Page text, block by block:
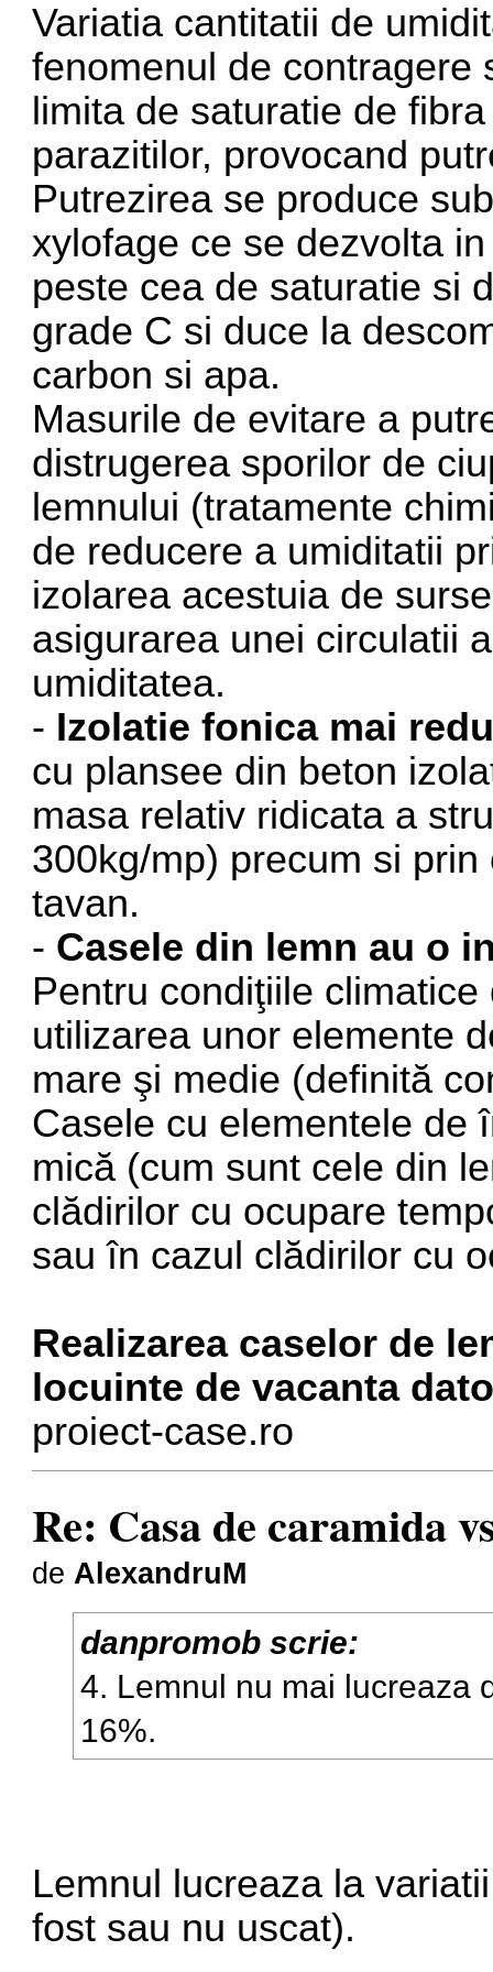
Variatia cantitatii de
fenomenul de contragere
limita de saturatie de
parazitilor, provocand
Putrezirea se produce
xylofage ce se dezvolta
peste cea de saturatie si
grade C si duce la
carbon si apa.
Masurile de evitare a
distrugerea sporilor de
lemnului (tratamente
de reducere a umiditatii
izolarea acestuia de
asigurarea unei circulatii
umiditatea.
- Izolatie fonica mai
cu plansee din beton
masa relativ ridicata a
300kg/mp) precum si
tavan.
- Casele din lemn au o
Pentru condiţiile
utilizarea unor elemente
mare şi medie (definită
Casele cu elementele de
mică (cum sunt cele din
clădirilor cu ocupare
sau în cazul clădirilor cu
Realizarea caselor de
locuinte de vacanta
proiect-case.ro
Re: Casa de caramida
de AlexandruM
danpromob scrie:
4. Lemnul nu mai lucreaza
16%.
Lemnul lucreaza la
fost sau nu uscat).